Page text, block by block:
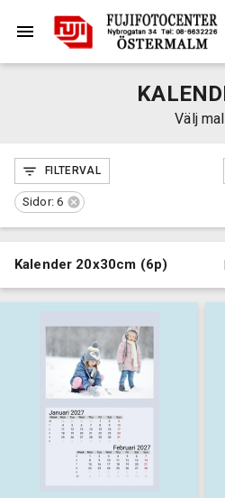
Välj mall
FILTERVAL
Sidor: 6
Kalender 20x30cm (6p)